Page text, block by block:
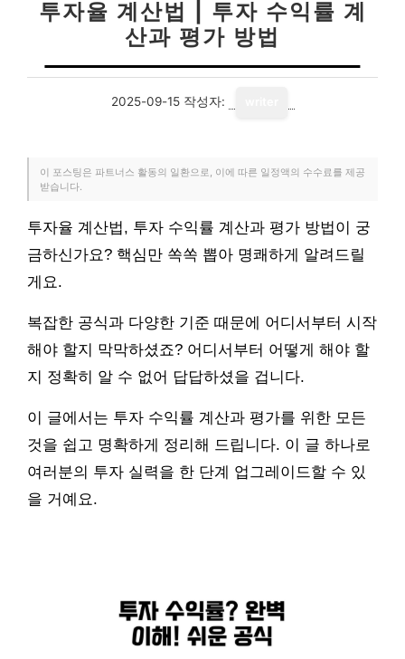
투자율 계산법 | 투자 수익률 계
산과 평가 방법
2025-09-15 작성자:
이 포스팅은 파트너스 활동의 일환으로, 이에 따른 일정액의 수수료를 제공
받습니다.
투자율 계산법, 투자 수익률 계산과 평가 방법이 궁
금하신가요? 핵심만 쏙쏙 뽑아 명쾌하게 알려드릴
게요.
복잡한 공식과 다양한 기준 때문에 어디서부터 시작
해야 할지 막막하셨죠? 어디서부터 어떻게 해야 할
지 정확히 알 수 없어 답답하셨을 겁니다.
이 글에서는 투자 수익률 계산과 평가를 위한 모든
것을 쉽고 명확하게 정리해 드립니다. 이 글 하나로
여러분의 투자 실력을 한 단계 업그레이드할 수 있
을 거예요.